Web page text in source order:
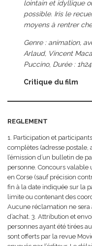
lointain et idyllique
possible. Iris le
moyens à rentrer
Genre : animation,
Arlaud, Vincent
Puccino, Durée : 1h24.
Critique du film
REGLEMENT
1. Participation et
complètes (adresse postale,
l’émission d’un bulletin de
personne. Concours
en Corse (sauf précision
fin à la date indiquée sur la
limite ou contenant des
Aucune réclamation ne sera
d’achat. 3. Attribution et
personnes ayant été tirées
sont offerts par la revue